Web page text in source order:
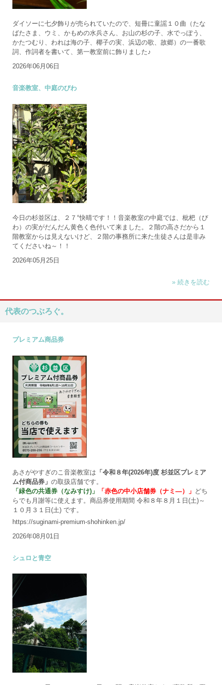
ダイソーに七夕飾りが売られていたので、短冊に童謡１０曲（たな
ばたさま、ウミ、かもめの水兵さん、お山の杉の子、水でっぽう、
かたつむり、われは海の子、椰子の実、浜辺の歌、故郷）の一番歌
詞、作詞者を書いて、第一教室前に飾りました♪
2026年06月06日
音楽教室、中庭のびわ
今日の杉並区は、２７°快晴です！！音楽教室の中庭では、枇杷（び
わ）の実がだんだん黄色く色付いて来ました。２階の高さだから１
階教室からは見えないけど、２階の事務所に来た生徒さんは是非み
てくださいね～！！
2026年05月25日
» 続きを読む
代表のつぶろぐ。
プレミアム商品券
あさがやすぎのこ音楽教室は 「令和８年(2026年)度 杉並区プレミア
ム付商品券」 の取扱店舗です。
「緑色の共通券（なみすけ)」
「赤色の中小店舗券（ナミ―）」 どち
らでも月謝等に使えます。商品券使用期間 令和８年８月１日(土)～
１０月３１日(土) です。
https://suginami-premium-shohinken.jp/
2026年08月01日
シュロと青空